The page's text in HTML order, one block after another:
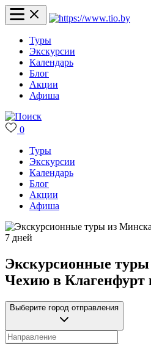
Туры
Экскурсии
Календарь
Блог
Акции
Афиша
0
Туры
Экскурсии
Календарь
Блог
Акции
Афиша
Экскурсионные
Чехию в Клагенфурт
Выберите город отправления